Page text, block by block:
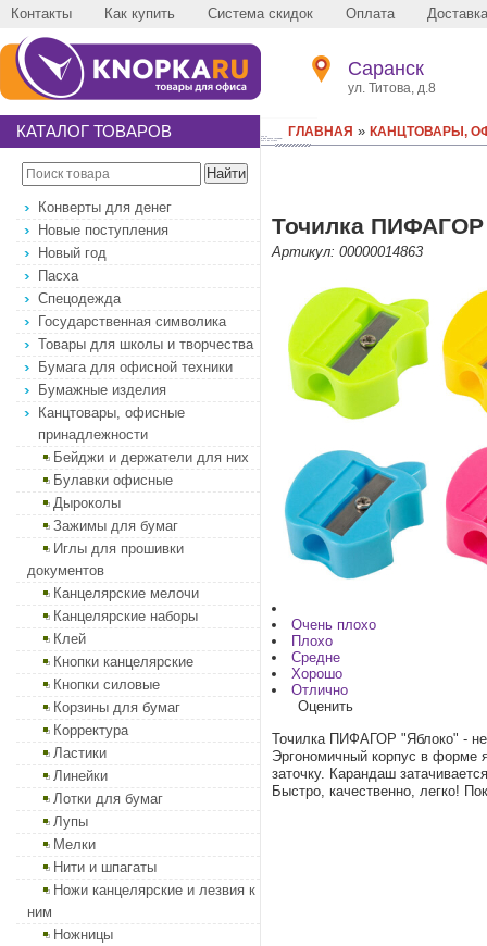
Контакты Как купить Система скидок Оплата Доставка
Саранск
ул. Титова, д.8
КАТАЛОГ ТОВАРОВ
Конверты для денег
Новые поступления
Новый год
Пасха
Спецодежда
Государственная символика
Товары для школы и творчества
Бумага для офисной техники
Бумажные изделия
Канцтовары, офисные
принадлежности
Бейджи и держатели для них
Булавки офисные
Дыроколы
Зажимы для бумаг
Иглы для прошивки
документов
Канцелярские мелочи
Канцелярские наборы
Клей
Кнопки канцелярские
Кнопки силовые
Корзины для бумаг
Корректура
Ластики
Линейки
Лотки для бумаг
Лупы
Мелки
Нити и шпагаты
Ножи канцелярские и лезвия к
ним
Ножницы
ГЛАВНАЯ » КАНЦТОВАРЫ,
Точилка ПИФАГОР
Артикул: 00000014863
Очень плохо
Плохо
Средне
Хорошо
Отлично
Оценить
Точилка ПИФАГОР "Яблоко" -
Эргономичный корпус в форме
заточку. Карандаш
Быстро, качественно, легко!